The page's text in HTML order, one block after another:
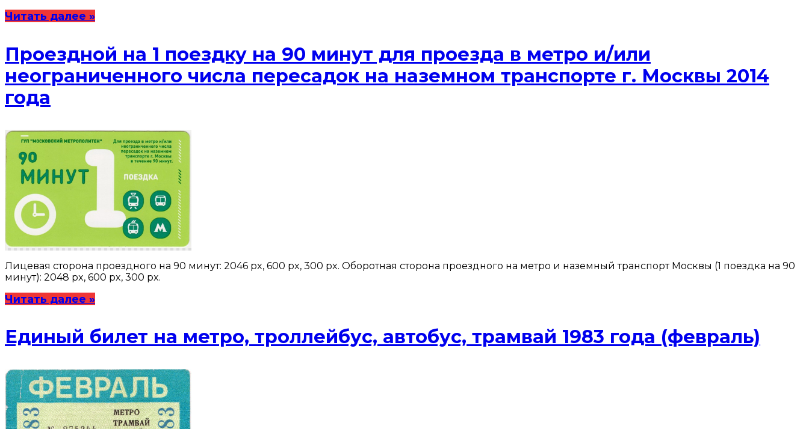
Читать далее »
Проездной на 1 поездку на 90 минут для проезда в метро и/или
неограниченного числа пересадок на наземном транспорте г. Москвы 2014
года
Лицевая сторона проездного на 90 минут: 2046 px, 600 px, 300 px. Оборотная cторона проездного на метро и наземный транспорт Москвы (1 поездка на 90
минут): 2048 px, 600 px, 300 px.
Читать далее »
Единый билет на метро, троллейбус, автобус, трамвай 1983 года (февраль)